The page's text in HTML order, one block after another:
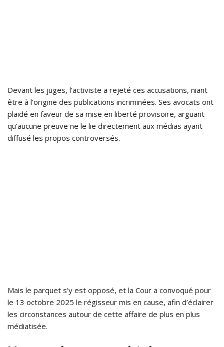
Devant les juges, l’activiste a rejeté ces accusations, niant
être à l’origine des publications incriminées. Ses avocats ont
plaidé en faveur de sa mise en liberté provisoire, arguant
qu’aucune preuve ne le lie directement aux médias ayant
diffusé les propos controversés.
Mais le parquet s’y est opposé, et la Cour a convoqué pour
le 13 octobre 2025 le régisseur mis en cause, afin d’éclairer
les circonstances autour de cette affaire de plus en plus
médiatisée.